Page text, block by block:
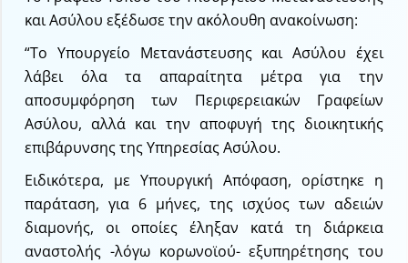
και Ασύλου εξέδωσε την ακόλουθη ανακοίνωση:
“Το Υπουργείο Μετανάστευσης και Ασύλου έχει
λάβει όλα τα απαραίτητα μέτρα για την
αποσυμφόρηση των Περιφερειακών Γραφείων
Ασύλου, αλλά και την αποφυγή της διοικητικής
επιβάρυνσης της Υπηρεσίας Ασύλου.
Ειδικότερα, με Υπουργική Απόφαση, ορίστηκε η
παράταση, για 6 μήνες, της ισχύος των αδειών
διαμονής, οι οποίες έληξαν κατά τη διάρκεια
αναστολής -λόγω κορωνοϊού- εξυπηρέτησης του